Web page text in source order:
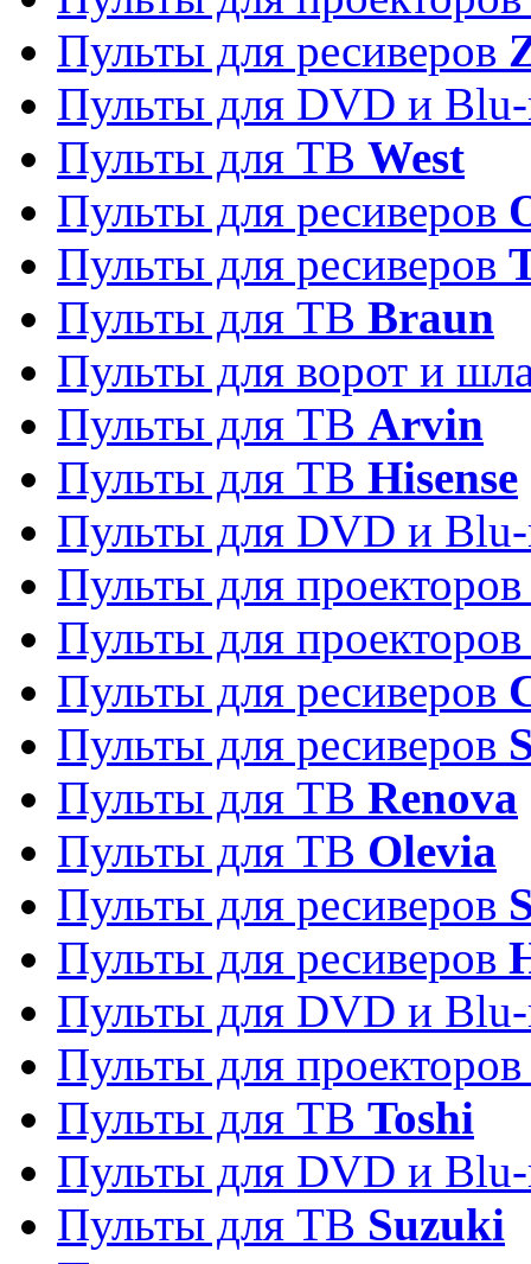
Пульты для ресиверов
Пульты для DVD и
Пульты для ТВ West
Пульты для ресиверов
Пульты для ресиверов
Пульты для ТВ Braun
Пульты для ворот и
Пульты для ТВ Arvin
Пульты для ТВ Hisense
Пульты для DVD и
Пульты для
Пульты для
Пульты для ресиверов
Пульты для ресиверов
Пульты для ТВ Renova
Пульты для ТВ Olevia
Пульты для ресиверов
Пульты для ресиверов
Пульты для DVD и
Пульты для
Пульты для ТВ Toshi
Пульты для DVD и
Пульты для ТВ Suzuki